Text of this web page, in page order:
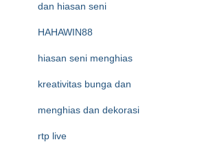
dan hiasan seni
HAHAWIN88
hiasan seni menghias
kreativitas bunga dan
menghias dan dekorasi
rtp live